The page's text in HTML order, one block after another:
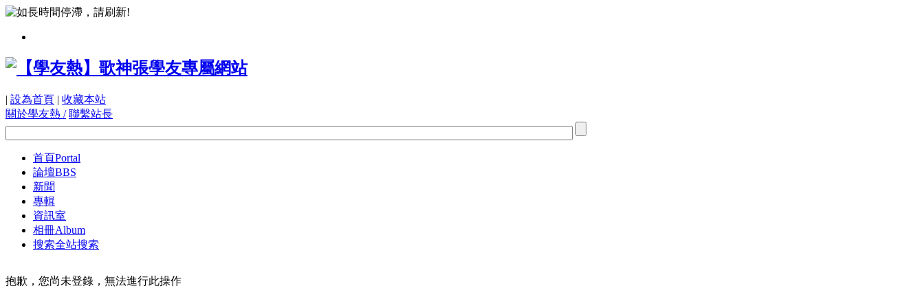
| 設為首頁 | 收藏本站
關於學友熱 / 聯繫站長
首頁Portal
論壇BBS
新聞
專輯
資訊室
相冊Album
搜索全站搜索
抱歉，您尚未登錄，無法進行此操作